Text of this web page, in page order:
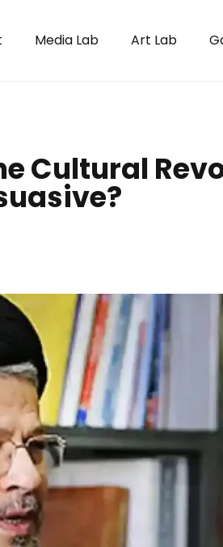
Media Lab Art Lab
Cultural